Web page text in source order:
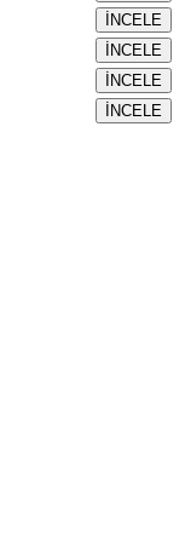
İNCELE
İNCELE
İNCELE
İNCELE